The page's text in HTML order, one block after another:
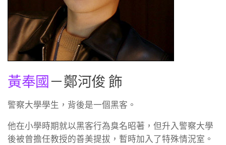
黃奉國 －鄭河俊 飾
警察大學學生，背後是一個黑客。
他在小學時期就以黑客行為臭名昭著，但升入警察大學
後被曾擔任教授的善美提拔，暫時加入了特殊情況室。